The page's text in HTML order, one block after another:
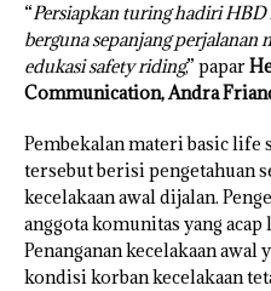
“Persiapkan turing hadiri
berguna sepanjang
edukasi safety riding,” papar
Communication, Andra
Pembekalan materi basic
tersebut berisi pengetahuan
kecelakaan awal dijalan.
anggota komunitas yang
Penanganan kecelakaan awal
kondisi korban kecelakaan